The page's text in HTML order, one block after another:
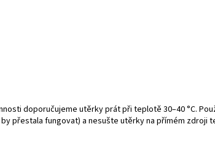
doporučujeme utěrky prát při teplotě 30–40 °C.
přestala fungovat) a nesušte utěrky na přímém zdroji